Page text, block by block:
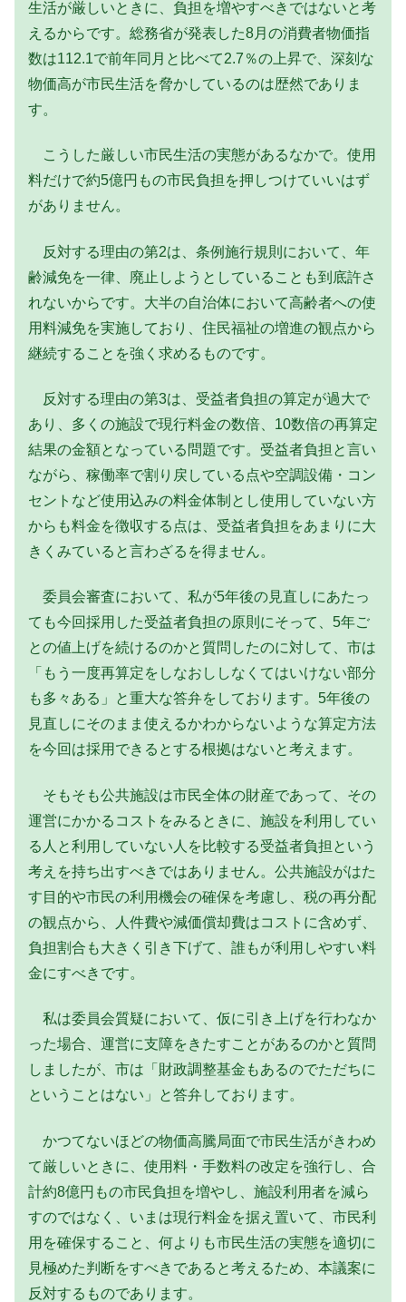
生活が厳しいときに、負担を増やすべきではないと考
えるからです。総務省が発表した8月の消費者物価指
数は112.1で前年同月と比べて2.7％の上昇で、深刻な
物価高が市民生活を脅かしているのは歴然でありま
す。
こうした厳しい市民生活の実態があるなかで。使用
料だけで約5億円もの市民負担を押しつけていいはず
がありません。
反対する理由の第2は、条例施行規則において、年
齢減免を一律、廃止しようとしていることも到底許さ
れないからです。大半の自治体において高齢者への使
用料減免を実施しており、住民福祉の増進の観点から
継続することを強く求めるものです。
反対する理由の第3は、受益者負担の算定が過大で
あり、多くの施設で現行料金の数倍、10数倍の再算定
結果の金額となっている問題です。受益者負担と言い
ながら、稼働率で割り戻している点や空調設備・コン
セントなど使用込みの料金体制とし使用していない方
からも料金を徴収する点は、受益者負担をあまりに大
きくみていると言わざるを得ません。
委員会審査において、私が5年後の見直しにあたっ
ても今回採用した受益者負担の原則にそって、5年ご
との値上げを続けるのかと質問したのに対して、市は
「もう一度再算定をしなおししなくてはいけない部分
も多々ある」と重大な答弁をしております。5年後の
見直しにそのまま使えるかわからないような算定方法
を今回は採用できるとする根拠はないと考えます。
そもそも公共施設は市民全体の財産であって、その
運営にかかるコストをみるときに、施設を利用してい
る人と利用していない人を比較する受益者負担という
考えを持ち出すべきではありません。公共施設がはた
す目的や市民の利用機会の確保を考慮し、税の再分配
の観点から、人件費や減価償却費はコストに含めず、
負担割合も大きく引き下げて、誰もが利用しやすい料
金にすべきです。
私は委員会質疑において、仮に引き上げを行わなか
った場合、運営に支障をきたすことがあるのかと質問
しましたが、市は「財政調整基金もあるのでただちに
ということはない」と答弁しております。
かつてないほどの物価高騰局面で市民生活がきわめ
て厳しいときに、使用料・手数料の改定を強行し、合
計約8億円もの市民負担を増やし、施設利用者を減ら
すのではなく、いまは現行料金を据え置いて、市民利
用を確保すること、何よりも市民生活の実態を適切に
見極めた判断をすべきであると考えるため、本議案に
反対するものであります。